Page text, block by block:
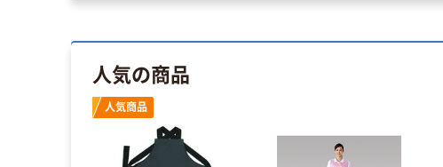
人気の商品
人気商品